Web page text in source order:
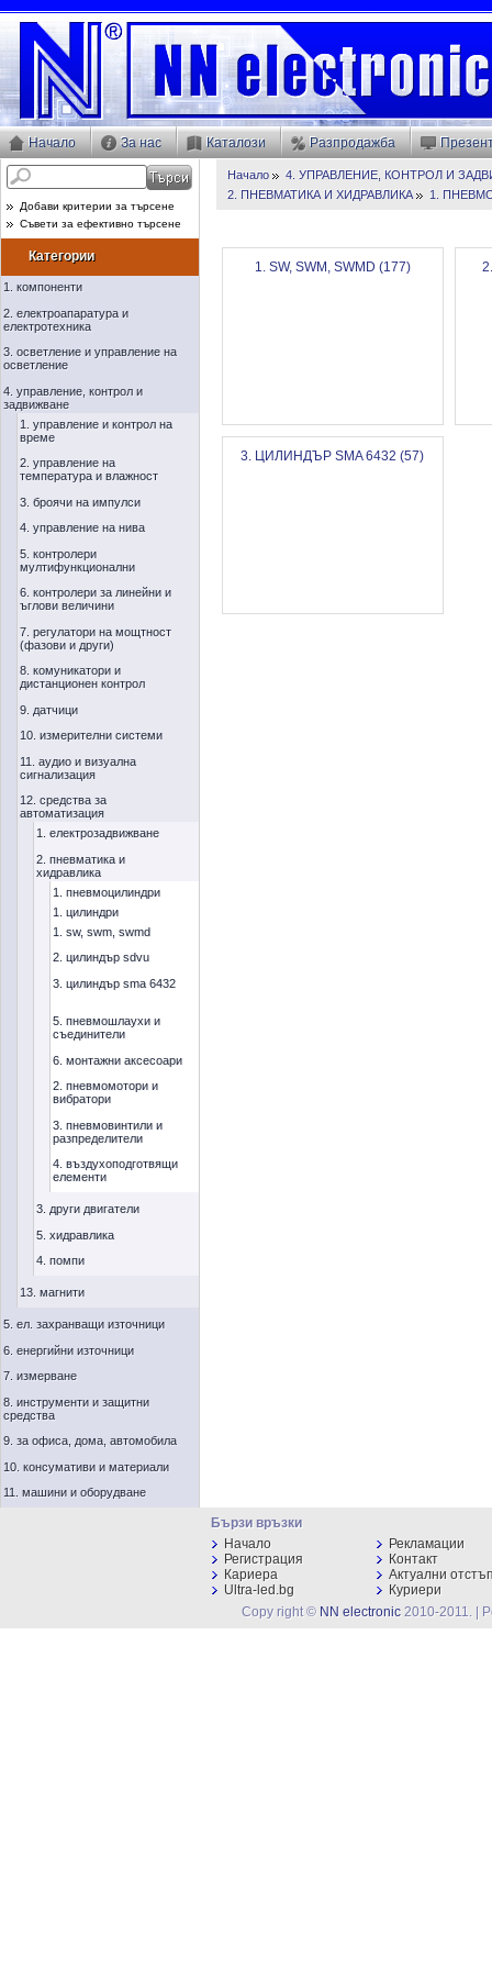
Начало За нас Каталози Разпродажба
Добави критерии за търсене
Съвети за ефективно търсене
Категории
1. компоненти
2. електроапаратура и
електротехника
3. осветление и управление на
осветление
4. управление, контрол и
задвижване
1. управление и контрол на
време
2. управление на
температура и влажност
3. броячи на импулси
4. управление на нива
5. контролери
мултифункционални
6. контролери за линейни и
ъглови величини
7. регулатори на мощтност
(фазови и други)
8. комуникатори и
дистанционен контрол
9. датчици
10. измерителни системи
11. аудио и визуална
сигнализация
12. средства за
автоматизация
1. електрозадвижване
2. пневматика и
хидравлика
1. пневмоцилиндри
1. цилиндри
1. sw, swm, swmd
2. цилиндър sdvu
3. цилиндър sma 6432
5. пневмошлаухи и
съединители
6. монтажни аксесоари
2. пневмомотори и
вибратори
3. пневмовинтили и
разпределители
4. въздухоподготвящи
елементи
3. други двигатели
5. хидравлика
4. помпи
13. магнити
5. ел. захранващи източници
6. енергийни източници
7. измерване
8. инструменти и защитни
средства
9. за офиса, дома, автомобила
10. консумативи и материали
11. машини и оборудване
Начало
4. УПРАВЛЕНИЕ, КОНТРОЛ И
2. ПНЕВМАТИКА И ХИДРАВЛИКА
1.
1. SW, SWM, SWMD (177)
3. ЦИЛИНДЪР SMA 6432 (57)
Бързи връзки
Начало
Рекламации
Регистрация
Контакт
Кариера
Актуални
Ultra-led.bg
Куриери
Copy right © NN electronic 2010-2011. |